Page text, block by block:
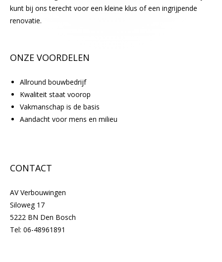
kunt bij ons terecht voor een kleine klus of een ingrijpende
renovatie.
ONZE VOORDELEN
Allround bouwbedrijf
Kwaliteit staat voorop
Vakmanschap is de basis
Aandacht voor mens en milieu
CONTACT
AV Verbouwingen
Siloweg 17
5222 BN Den Bosch
Tel: 06-48961891